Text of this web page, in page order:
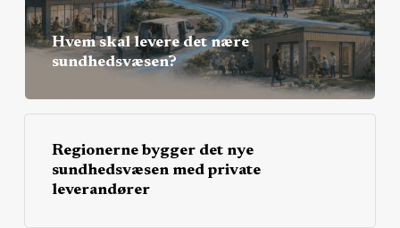
Hvem skal levere det nære
sundhedsvæsen?
Regionerne bygger det nye
sundhedsvæsen med private
leverandører